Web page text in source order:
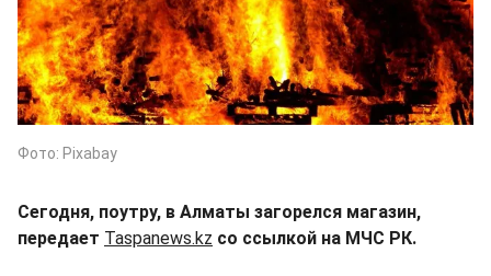
Фото: Pixabay
Сегодня, поутру, в Алматы загорелся магазин,
передает Taspanews.kz со ссылкой на МЧС РК.